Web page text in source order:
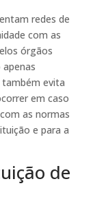
redes de
com as
órgãos
evita
em caso
as normas
e para a
de